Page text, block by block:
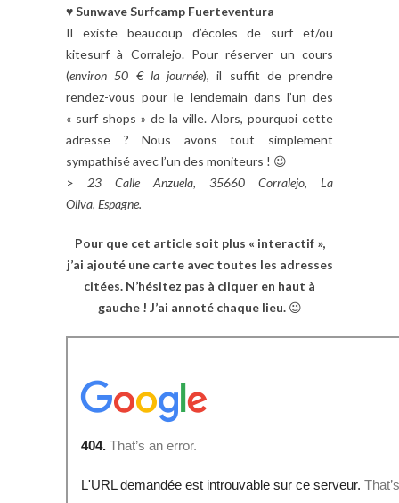
♥Sunwave Surfcamp Fuerteventura
Il existe beaucoup d’écoles de surf et/ou
kitesurf à Corralejo. Pour réserver un cours
(environ 50 € la journée), il suffit de prendre
rendez-vous pour le lendemain dans l’un des
« surf shops » de la ville. Alors, pourquoi cette
adresse ? Nous avons tout simplement
sympathisé avec l’un des moniteurs ! 😉
> 23 Calle Anzuela, 35660 Corralejo, La
Oliva, Espagne.
Pour que cet article soit plus « interactif »,
j’ai ajouté une carte avec toutes les adresses
citées. N’hésitez pas à cliquer en haut à
gauche ! J’ai annoté chaque lieu.😉